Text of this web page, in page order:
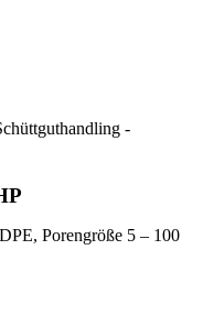
Porengröße 5 – 100